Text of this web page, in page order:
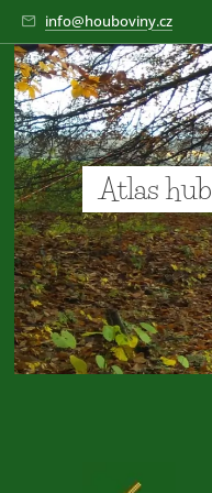
info@houboviny.cz
Atlas hub